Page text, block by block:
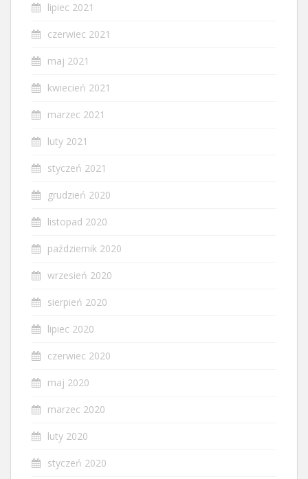
lipiec 2021
czerwiec 2021
maj 2021
kwiecień 2021
marzec 2021
luty 2021
styczeń 2021
grudzień 2020
listopad 2020
październik 2020
wrzesień 2020
sierpień 2020
lipiec 2020
czerwiec 2020
maj 2020
marzec 2020
luty 2020
styczeń 2020